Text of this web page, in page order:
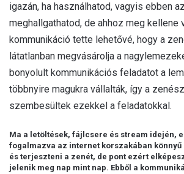
igazán, ha használhatod, vagyis ebben
meghallgathatod, de ahhoz meg kellene
kommunikáció tette lehetővé, hogy a
látatlanban megvásárolja a
bonyolult kommunikációs feladatot a
többnyire magukra vállalták, így a
szembesültek ezekkel a feladatokkal.
Ma a letöltések, fájlcsere és stream idején,
fogalmazva az internet korszakában
és terjeszteni a zenét, de pont ezért
jelenik meg nap mint nap. Ebből a